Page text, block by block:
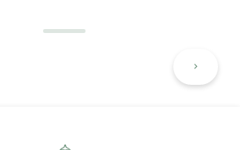
keyboard_arrow_right